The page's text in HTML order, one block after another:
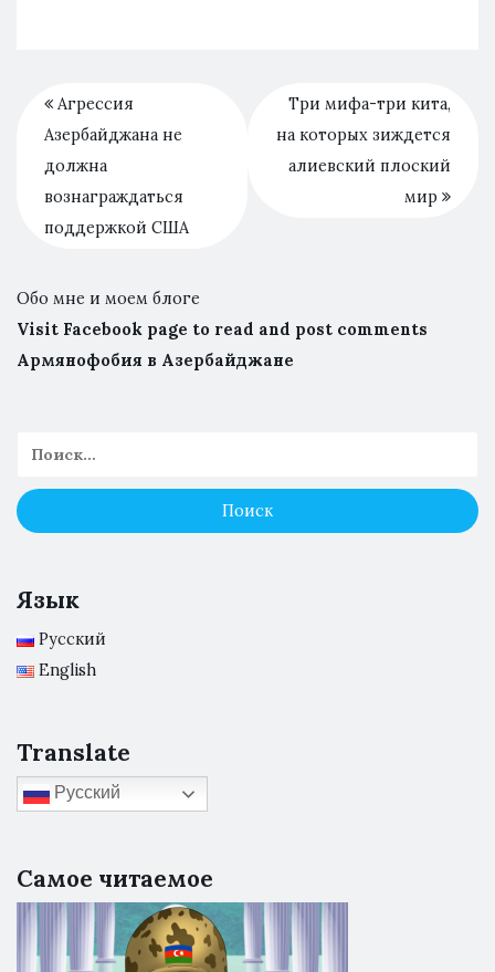
Агрессия
Азербайджана не
должна
вознаграждаться
поддержкой США
Три мифа-три кита,
на которых зиждется
алиевский плоский
мир
Обо мне и моем блоге
Visit Facebook page to read and post comments
Армянофобия в Азербайджане
Язык
Русский
English
Translate
Русский
Самое читаемое